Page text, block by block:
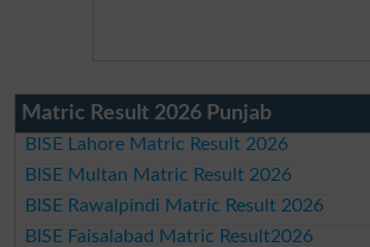
Matric Result 2026 Punjab
BISE Lahore Matric Result 2026
BISE Multan Matric Result 2026
BISE Rawalpindi Matric Result 2026
BISE Faisalabad Matric Result2026